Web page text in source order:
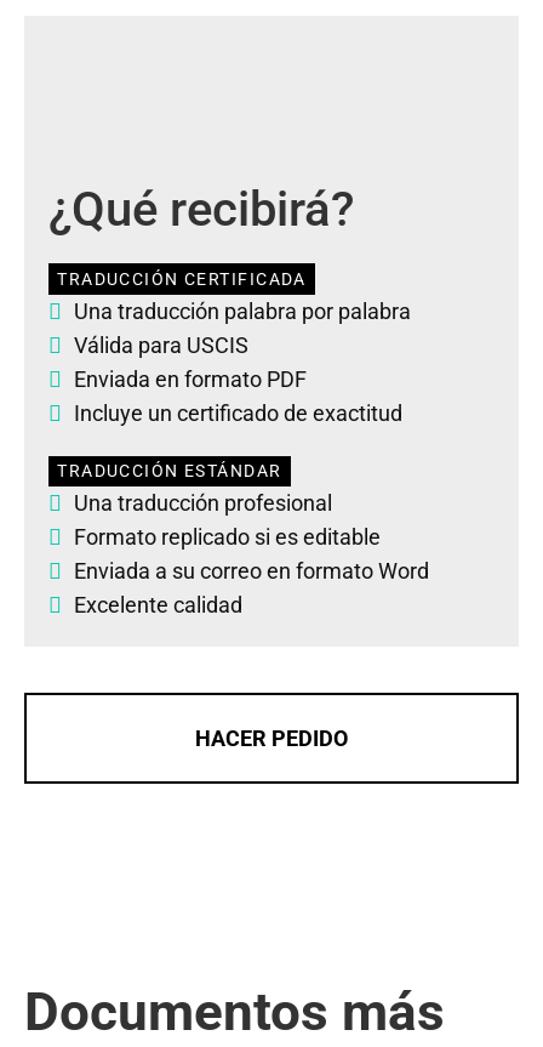
¿Qué recibirá?
TRADUCCIÓN CERTIFICADA
Una traducción palabra por palabra
Válida para USCIS
Enviada en formato PDF
Incluye un certificado de exactitud
TRADUCCIÓN ESTÁNDAR
Una traducción profesional
Formato replicado si es editable
Enviada a su correo en formato Word
Excelente calidad
HACER PEDIDO
Documentos más